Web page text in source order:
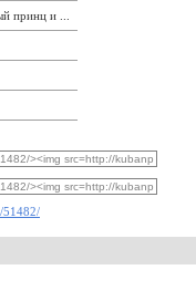
принц и ...
51482/